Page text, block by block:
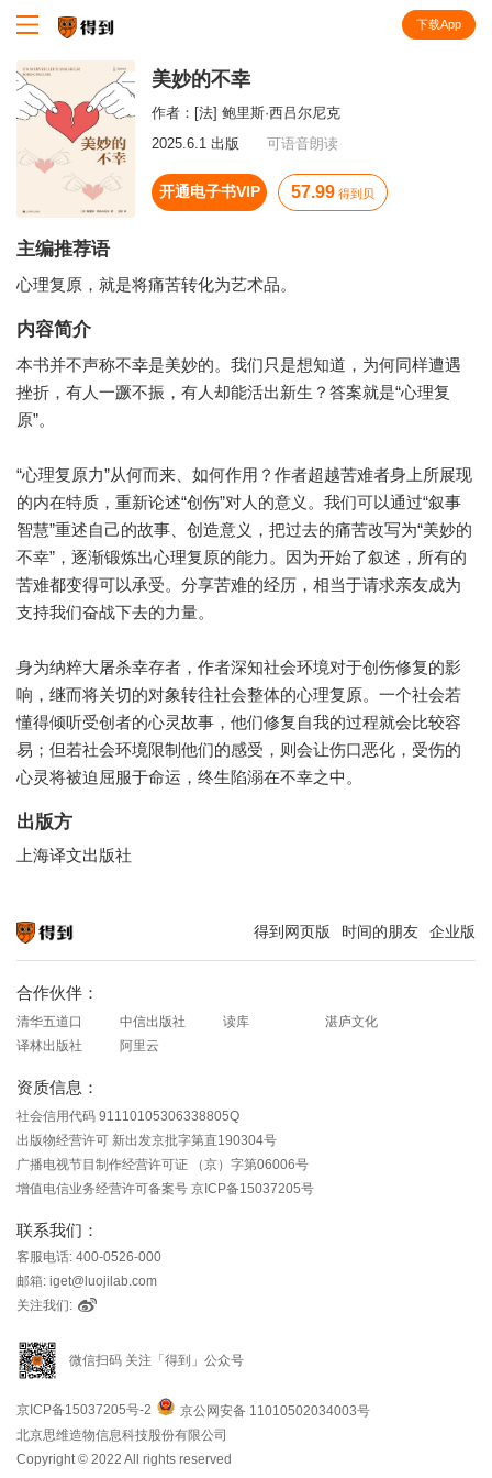
下载App
美妙的不幸
作者： [法] 鲍里斯·西吕尔尼克
2025.6.1 出版
可语音朗读
开通电子书VIP 57.99 得到贝
主编推荐语
心理复原，就是将痛苦转化为艺术品。
内容简介
本书并不声称不幸是美妙的。我们只是想知道，为何同样遭遇
挫折，有人一蹶不振，有人却能活出新生？答案就是“心理复
原”。
“心理复原力”从何而来、如何作用？作者超越苦难者身上所展现
的内在特质，重新论述“创伤”对人的意义。我们可以通过“叙事
智慧”重述自己的故事、创造意义，把过去的痛苦改写为“美妙的
不幸”，逐渐锻炼出心理复原的能力。因为开始了叙述，所有的
苦难都变得可以承受。分享苦难的经历，相当于请求亲友成为
支持我们奋战下去的力量。
身为纳粹大屠杀幸存者，作者深知社会环境对于创伤修复的影
响，继而将关切的对象转往社会整体的心理复原。一个社会若
懂得倾听受创者的心灵故事，他们修复自我的过程就会比较容
易；但若社会环境限制他们的感受，则会让伤口恶化，受伤的
心灵将被迫屈服于命运，终生陷溺在不幸之中。
出版方
上海译文出版社
得到网页版 时间的朋友 企业版
合作伙伴：
清华五道口 中信出版社 读库
湛庐文化
译林出版社
阿里云
资质信息：
社会信用代码 91110105306338805Q
出版物经营许可 新出发京批字第直190304号
广播电视节目制作经营许可证 （京）字第06006号
增值电信业务经营许可备案号 京ICP备15037205号
联系我们：
客服电话: 400-0526-000
邮箱: iget@luojilab.com
关注我们:
微信扫码 关注「得到」公众号
京ICP备15037205号-2
京公网安备 11010502034003号
北京思维造物信息科技股份有限公司
Copyright © 2022 All rights reserved